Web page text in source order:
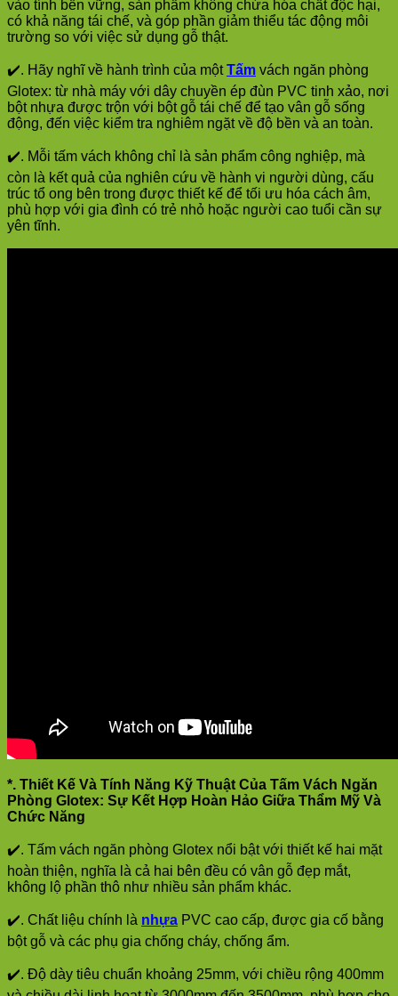
vào tính bền vững, sản phẩm không chứa hóa chất độc hại,
có khả năng tái chế, và góp phần giảm thiểu tác động môi
trường so với việc sử dụng gỗ thật.
✔️. Hãy nghĩ về hành trình của mộtTấm vách ngăn phòng
Glotex: từ nhà máy với dây chuyền ép đùn PVC tinh xảo, nơi
bột nhựa được trộn với bột gỗ tái chế để tạo vân gỗ sống
động, đến việc kiểm tra nghiêm ngặt về độ bền và an toàn.
✔️. Mỗi tấm vách không chỉ là sản phẩm công nghiệp, mà
còn là kết quả của nghiên cứu về hành vi người dùng, cấu
trúc tổ ong bên trong được thiết kế để tối ưu hóa cách âm,
phù hợp với gia đình có trẻ nhỏ hoặc người cao tuổi cần sự
yên tĩnh.
*. Thiết Kế Và Tính Năng Kỹ Thuật Của Tấm Vách Ngăn
Phòng Glotex: Sự Kết Hợp Hoàn Hảo Giữa Thẩm Mỹ Và
Chức Năng
✔️. Tấm vách ngăn phòng Glotex nổi bật với thiết kế hai mặt
hoàn thiện, nghĩa là cả hai bên đều có vân gỗ đẹp mắt,
không lộ phần thô như nhiều sản phẩm khác.
✔️. Chất liệu chính là nhựa PVC cao cấp, được gia cố bằng
bột gỗ và các phụ gia chống cháy, chống ẩm.
✔️. Độ dày tiêu chuẩn khoảng 25mm, với chiều rộng 400mm